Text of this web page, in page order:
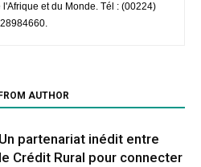
et du Monde. Tél : (00224)
AUTHOR
partenariat inédit entre
Crédit Rural pour connecter